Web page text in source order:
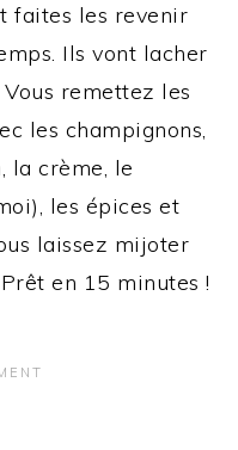
faites les revenir
Ils vont lacher
remettez les
les champignons,
la crème, le
les épices et
laissez mijoter
en 15 minutes !